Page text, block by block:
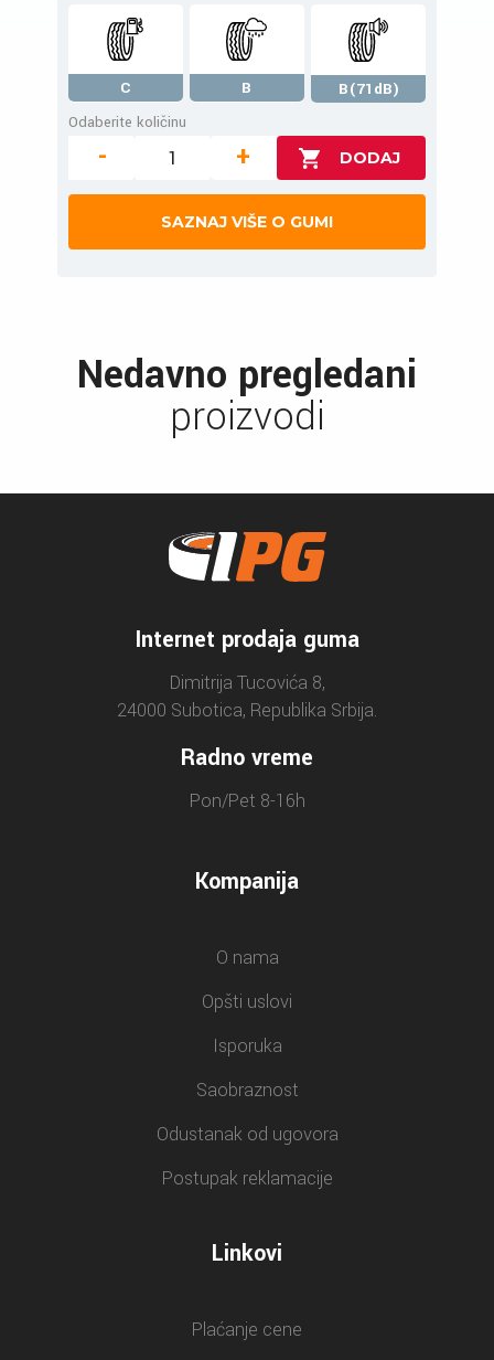
C B
B(71dB)
Odaberite količinu
- +
SAZNAJ VIŠE O GUMI
Nedavno pregledani
proizvodi
Internet prodaja guma
Dimitrija Tucovića 8,
24000 Subotica, Republika Srbija.
Radno vreme
Pon/Pet 8-16h
Kompanija
O nama
Opšti uslovi
Isporuka
Saobraznost
Odustanak od ugovora
Postupak reklamacije
Linkovi
Plaćanje cene